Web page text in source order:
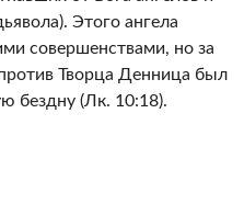
Этого ангела
совершенствами, но за
Творца Денница был
бездну (Лк. 10:18).